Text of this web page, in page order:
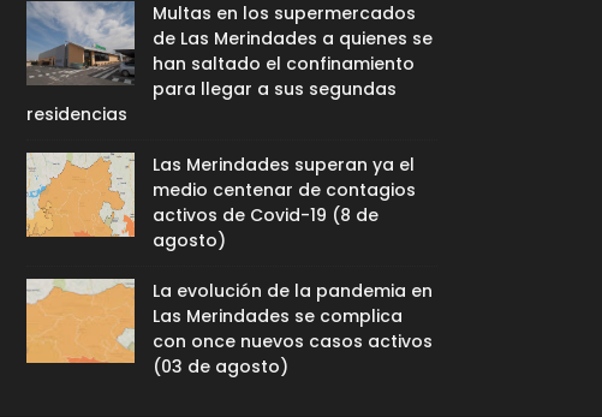
Multas en los supermercados
de Las Merindades a quienes se
han saltado el confinamiento
para llegar a sus segundas
residencias
Las Merindades superan ya el
medio centenar de contagios
activos de Covid-19 (8 de
agosto)
La evolución de la pandemia en
Las Merindades se complica
con once nuevos casos activos
(03 de agosto)